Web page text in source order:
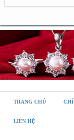
TRANG CHỦ
LIÊN HỆ